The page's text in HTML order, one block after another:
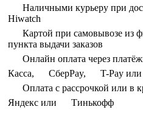
Наличными курьеру при
Hiwatch
Картой при самовывозе из
пункта выдачи заказов
Онлайн оплата через
Касса,
СберPay, T-Pay
Оплата с рассрочкой или в
Яндекс или
Тинькофф